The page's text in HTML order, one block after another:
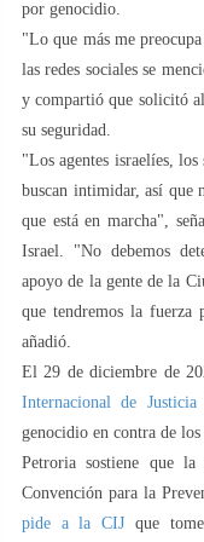
por genocidio.
"Lo que más me
las redes sociales se
y compartió que solicitó
su seguridad.
"Los agentes israelíes,
buscan intimidar, así que
que está en marcha",
Israel. "No debemos
apoyo de la gente de la
que tendremos la fuerza
añadió.
El 29 de diciembre de
Internacional de Justicia
genocidio en contra de los
Petroria sostiene que
Convención para la
pide a la CIJ que